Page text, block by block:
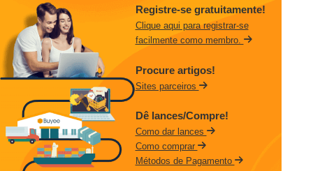
Registre-se gratuitamente!
Clique aqui para registrar-se
facilmente como membro.
Procure artigos!
Sites parceiros
Dê lances/Compre!
Como dar lances
Como comprar
Métodos de Pagamento